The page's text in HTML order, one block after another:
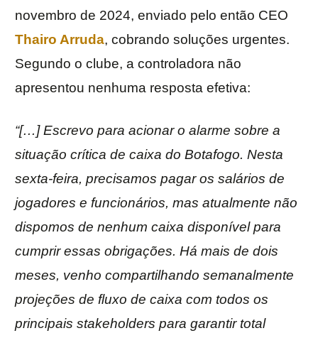
novembro de 2024, enviado pelo então CEO
Thairo Arruda, cobrando soluções urgentes.
Segundo o clube, a controladora não
apresentou nenhuma resposta efetiva:
“[…] Escrevo para acionar o alarme sobre a
situação crítica de caixa do Botafogo. Nesta
sexta-feira, precisamos pagar os salários de
jogadores e funcionários, mas atualmente não
dispomos de nenhum caixa disponível para
cumprir essas obrigações. Há mais de dois
meses, venho compartilhando semanalmente
projeções de fluxo de caixa com todos os
principais stakeholders para garantir total